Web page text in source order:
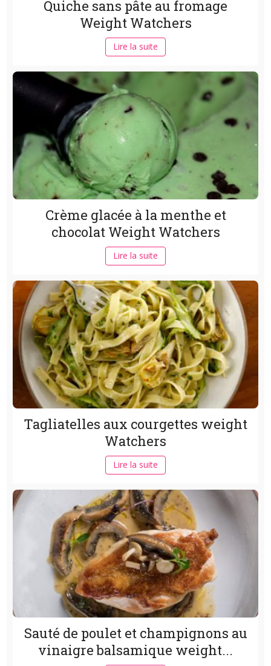
Quiche sans pâte au fromage
Weight Watchers
Lire la suite
Crème glacée à la menthe et
chocolat Weight Watchers
Lire la suite
Tagliatelles aux courgettes weight
Watchers
Lire la suite
Sauté de poulet et champignons au
vinaigre balsamique weight...